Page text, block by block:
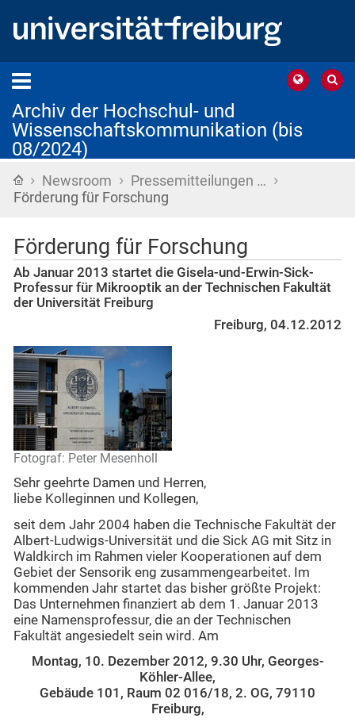
Archiv der Hochschul- und
Wissenschaftskommunikation (bis
08/2024)
Startseite
› Newsroom › Pressemitteilungen … ›
Förderung für Forschung
Förderung für Forschung
Ab Januar 2013 startet die Gisela-und-Erwin-Sick-
Professur für Mikrooptik an der Technischen Fakultät
der Universität Freiburg
Freiburg, 04.12.2012
Fotograf: Peter Mesenholl
Sehr geehrte Damen und Herren,
liebe Kolleginnen und Kollegen,
seit dem Jahr 2004 haben die Technische Fakultät der
Albert-Ludwigs-Universität und die Sick AG mit Sitz in
Waldkirch im Rahmen vieler Kooperationen auf dem
Gebiet der Sensorik eng zusammengearbeitet. Im
kommenden Jahr startet das bisher größte Projekt:
Das Unternehmen finanziert ab dem 1. Januar 2013
eine Namensprofessur, die an der Technischen
Fakultät angesiedelt sein wird. Am
Montag, 10. Dezember 2012, 9.30 Uhr, Georges-
Köhler-Allee,
Gebäude 101, Raum 02 016/18, 2. OG, 79110
Freiburg,